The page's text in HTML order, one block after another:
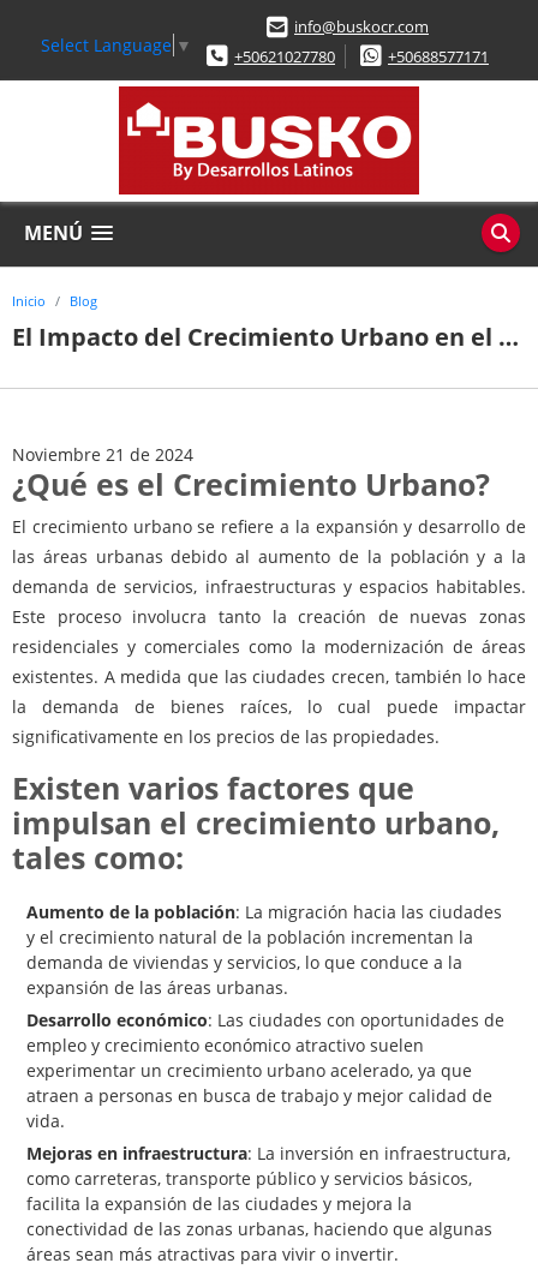
Select Language ▼
info@buskocr.com
+50621027780
+50688577171
MENÚ
Inicio Blog
El Impacto del Crecimiento Urbano en el Valor de las Propiedades
Noviembre 21 de 2024
¿Qué es el Crecimiento Urbano?
El crecimiento urbano se refiere a la expansión y desarrollo de
las áreas urbanas debido al aumento de la población y a la
demanda de servicios, infraestructuras y espacios habitables.
Este proceso involucra tanto la creación de nuevas zonas
residenciales y comerciales como la modernización de áreas
existentes. A medida que las ciudades crecen, también lo hace
la demanda de bienes raíces, lo cual puede impactar
significativamente en los precios de las propiedades.
Existen varios factores que
impulsan el crecimiento urbano,
tales como:
Aumento de la población: La migración hacia las ciudades
y el crecimiento natural de la población incrementan la
demanda de viviendas y servicios, lo que conduce a la
expansión de las áreas urbanas.
Desarrollo económico: Las ciudades con oportunidades de
empleo y crecimiento económico atractivo suelen
experimentar un crecimiento urbano acelerado, ya que
atraen a personas en busca de trabajo y mejor calidad de
vida.
Mejoras en infraestructura: La inversión en infraestructura,
como carreteras, transporte público y servicios básicos,
facilita la expansión de las ciudades y mejora la
conectividad de las zonas urbanas, haciendo que algunas
áreas sean más atractivas para vivir o invertir.